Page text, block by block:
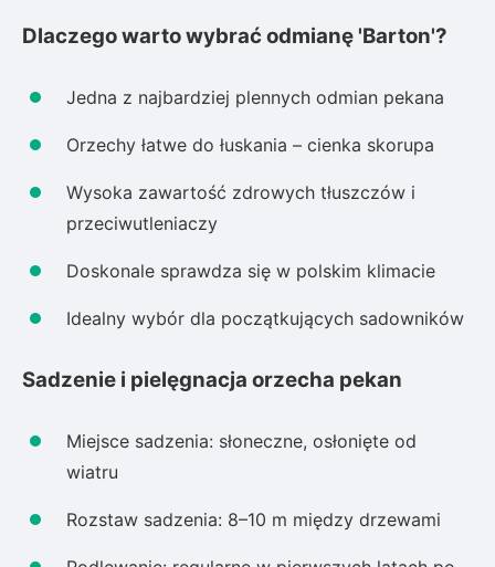
Dlaczego warto wybrać odmianę 'Barton'?
Jedna z najbardziej plennych odmian pekana
Orzechy łatwe do łuskania – cienka skorupa
Wysoka zawartość zdrowych tłuszczów i
przeciwutleniaczy
Doskonale sprawdza się w polskim klimacie
Idealny wybór dla początkujących sadowników
Sadzenie i pielęgnacja orzecha pekan
Miejsce sadzenia: słoneczne, osłonięte od
wiatru
Rozstaw sadzenia: 8–10 m między drzewami